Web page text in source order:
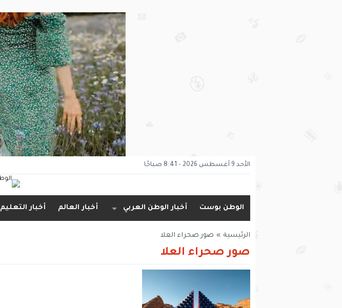
الأحد 9 أغسطس 2026 - 8:41 صباحًا
الوطن بوست أخبار الوطن العربي أخبار العالم أخبار التعليم
الرئيسية » صور صحراء العلا
صور صحراء العلا